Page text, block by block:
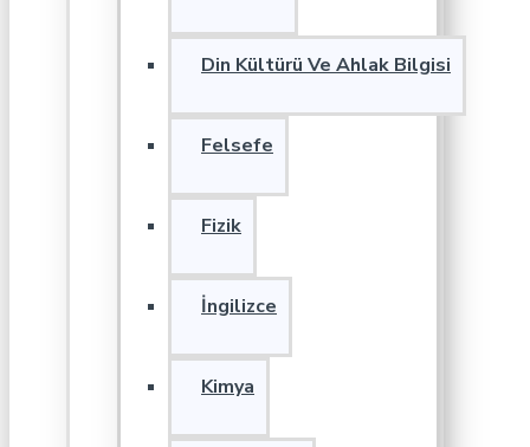
Din Kültürü Ve Ahlak Bilgisi
Felsefe
Fizik
İngilizce
Kimya